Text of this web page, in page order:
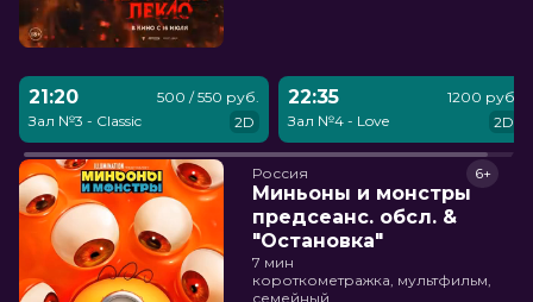
21:20
Зал №3 - Classic
500 / 550 руб.
2D
22:35
Зал №4 - Love
1200 руб.
2D
Россия
Миньоны и монстры
предсеанс. обсл. &
"Остановка"
6+
7 мин
короткометражка, мультфильм,
семейный